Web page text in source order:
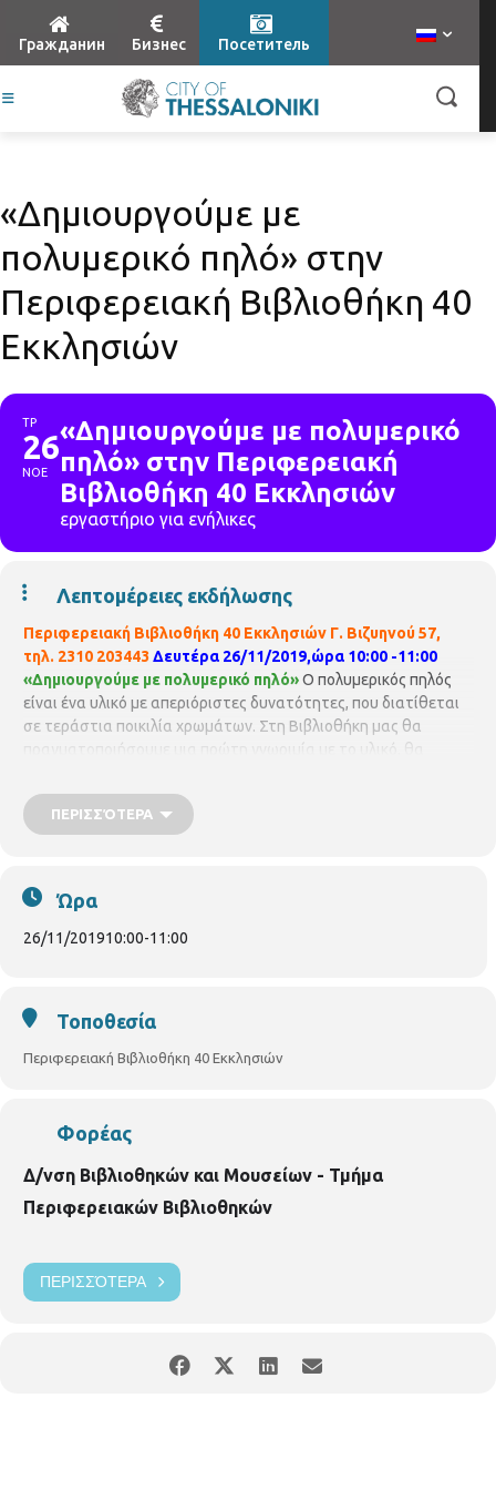
Гражданин Бизнес Посетитель
«Δημιουργούμε με
πολυμερικό πηλό» στην
Περιφερειακή Βιβλιοθήκη 40
Εκκλησιών
ΤΡ
26
ΝΟΕ
«Δημιουργούμε με πολυμερικό
πηλό» στην Περιφερειακή
Βιβλιοθήκη 40 Εκκλησιών
εργαστήριο για ενήλικες
Λεπτομέρειες εκδήλωσης
Περιφερειακή Βιβλιοθήκη 40 Εκκλησιών Γ. Βιζυηνού 57,
τηλ. 2310 203443 Δευτέρα 26/11/2019,ώρα 10:00 -11:00
«Δημιουργούμε με πολυμερικό πηλό»Ο πολυμερικός πηλός
είναι ένα υλικό με απεριόριστες δυνατότητες, που διατίθεται
σε τεράστια ποικιλία χρωμάτων. Στη Βιβλιοθήκη μας θα
πραγματοποιήσουμε μια πρώτη γνωριμία με το υλικό, θα
σύνθεσης) και θα κατασκευάσουμε πρωτότυπες δημιουργίες.
Αφήνουμε τη φαντασία μας να δημιουργήσει πρωτότυπες
soft
κοπιδιού, 2 οδοντογλυφίδες και χαρτί κουζίνας. Με τη
διεθνολόγοΑθηνά Πεχλιβανίδου
ΠΕΡΙΣΣΌΤΕΡΑ
Ώρα
26/11/201910:00-11:00
Τοποθεσία
Περιφερειακή Βιβλιοθήκη 40 Εκκλησιών
Φορέας
Δ/νση Βιβλιοθηκών και Μουσείων - Τμήμα
Περιφερειακών Βιβλιοθηκών
ΠΕΡΙΣΣΌΤΕΡΑ